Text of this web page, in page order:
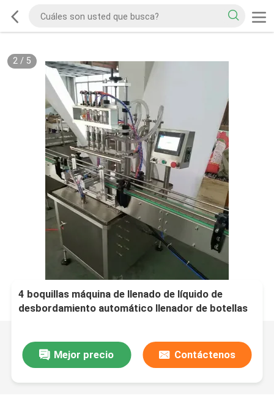
2/ 5
4 boquillas máquina de llenado de líquido de
desbordamiento automático llenador de botellas
Mejor precio Contáctenos